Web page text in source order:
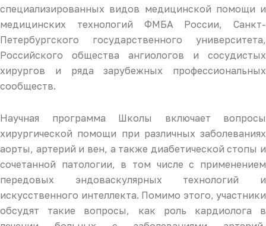
специализированных видов медицинской помощи и
медицинских технологий ФМБА России, Санкт-
Петербургского государственного университета,
Российского общества ангиологов и сосудистых
хирургов и ряда зарубежных профессиональных
сообществ.
Научная программа Школы включает вопросы
хирургической помощи при различных заболеваниях
аорты, артерий и вен, а также диабетической стопы и
сочетанной патологии, в том числе с применением
передовых эндоваскулярных технологий и
искусственного интеллекта. Помимо этого, участники
обсудят такие вопросы, как роль кардиолога в